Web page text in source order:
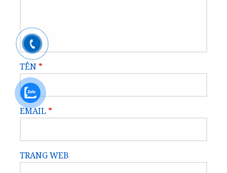
TÊN *
EMAIL *
TRANG WEB